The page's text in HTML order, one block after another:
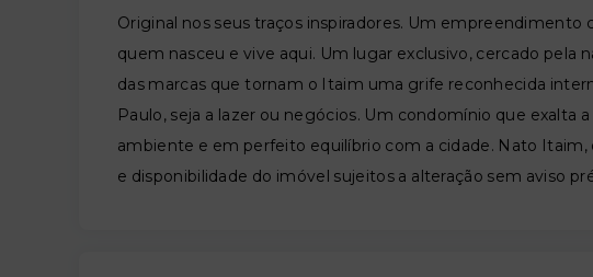
Original nos seus traços inspiradores. Um empreendimento
quem nasceu e vive aqui. Um lugar exclusivo, cercado pela
das marcas que tornam o Itaim uma grife reconhecida
Paulo, seja a lazer ou negócios. Um condomínio que exalta
ambiente e em perfeito equilíbrio com a cidade. Nato
e disponibilidade do imóvel sujeitos a alteração sem aviso